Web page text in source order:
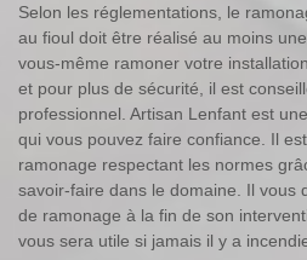
Selon les réglementations, le
au fioul doit être réalisé au moins
vous-même ramoner votre
et pour plus de sécurité, il est
professionnel. Artisan Lenfant est
qui vous pouvez faire confiance. Il
ramonage respectant les normes
savoir-faire dans le domaine. Il vous
de ramonage à la fin de son
vous sera utile si jamais il y a